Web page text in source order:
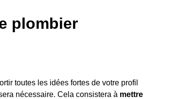
plombier
toutes les idées fortes de votre profil
nécessaire. Cela consistera à mettre